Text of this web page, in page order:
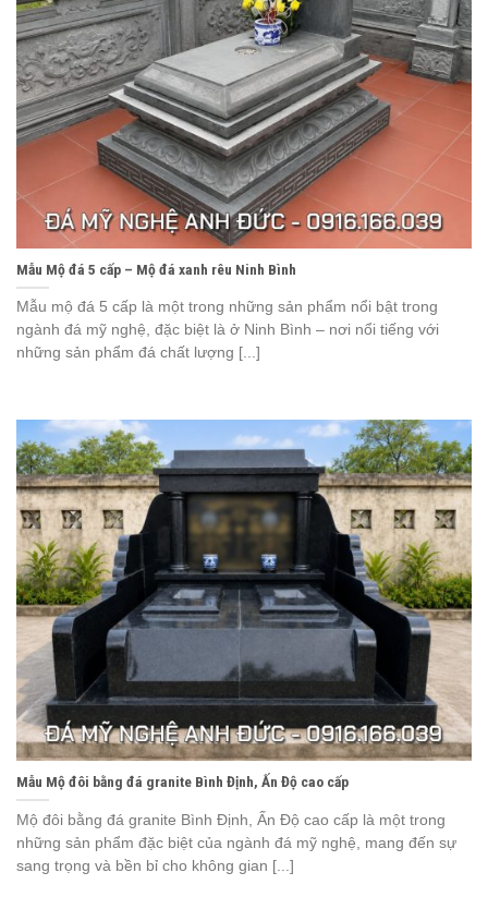
Mẫu Mộ đá 5 cấp – Mộ đá xanh rêu Ninh Bình
Mẫu mộ đá 5 cấp là một trong những sản phẩm nổi bật trong
ngành đá mỹ nghệ, đặc biệt là ở Ninh Bình – nơi nổi tiếng với
những sản phẩm đá chất lượng [...]
Mẫu Mộ đôi bằng đá granite Bình Định, Ấn Độ cao cấp
Mộ đôi bằng đá granite Bình Định, Ấn Độ cao cấp là một trong
những sản phẩm đặc biệt của ngành đá mỹ nghệ, mang đến sự
sang trọng và bền bỉ cho không gian [...]